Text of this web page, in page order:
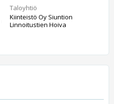
Taloyhtiö
Kiinteistö Oy Siuntion
Linnoitustien Hoiva